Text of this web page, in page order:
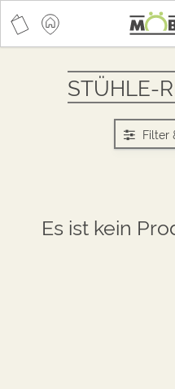
STÜHLE-
Filter
Es ist kein